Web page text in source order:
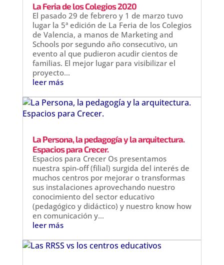
La Feria de los Colegios 2020
El pasado 29 de febrero y 1 de marzo tuvo
lugar la 5ª edición de La Feria de los Colegios
de Valencia, a manos de Marketing and
Schools por segundo año consecutivo, un
evento al que pudieron acudir cientos de
familias. El mejor lugar para visibilizar el
proyecto...
leer más
La Persona, la pedagogía y la arquitectura.
Espacios para Crecer.
Espacios para Crecer Os presentamos
nuestra spin-off (filial) surgida del interés de
muchos centros por mejorar o transformas
sus instalaciones aprovechando nuestro
conocimiento del sector educativo
(pedagógico y didáctico) y nuestro know how
en comunicación y...
leer más